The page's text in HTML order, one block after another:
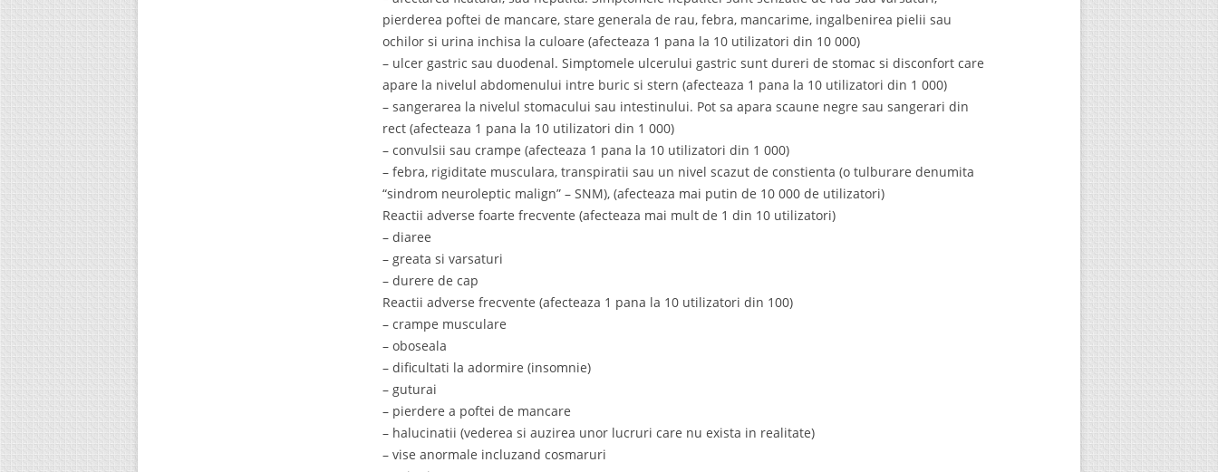
pierderea poftei de mancare, stare generala de rau, febra, mancarime, ingalbenirea pielii sau
ochilor si urina inchisa la culoare (afecteaza 1 pana la 10 utilizatori din 10 000)
– ulcer gastric sau duodenal. Simptomele ulcerului gastric sunt dureri de stomac si disconfort care
apare la nivelul abdomenului intre buric si stern (afecteaza 1 pana la 10 utilizatori din 1 000)
– sangerarea la nivelul stomacului sau intestinului. Pot sa apara scaune negre sau sangerari din
rect (afecteaza 1 pana la 10 utilizatori din 1 000)
– convulsii sau crampe (afecteaza 1 pana la 10 utilizatori din 1 000)
– febra, rigiditate musculara, transpiratii sau un nivel scazut de constienta (o tulburare denumita
“sindrom neuroleptic malign” – SNM), (afecteaza mai putin de 10 000 de utilizatori)
Reactii adverse foarte frecvente (afecteaza mai mult de 1 din 10 utilizatori)
– diaree
– greata si varsaturi
– durere de cap
Reactii adverse frecvente (afecteaza 1 pana la 10 utilizatori din 100)
– crampe musculare
– oboseala
– dificultati la adormire (insomnie)
– guturai
– pierdere a poftei de mancare
– halucinatii (vederea si auzirea unor lucruri care nu exista in realitate)
– vise anormale incluzand cosmaruri